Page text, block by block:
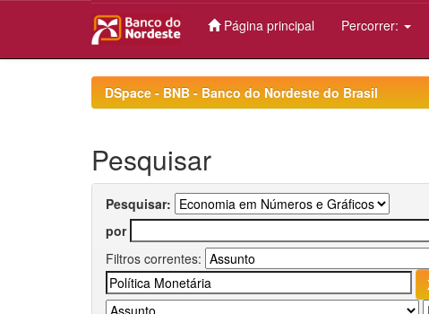
Página principal Percorrer:
DSpace - BNB - Banco do Nordeste do Brasil
Pesquisar
Pesquisar:
por
Filtros correntes: